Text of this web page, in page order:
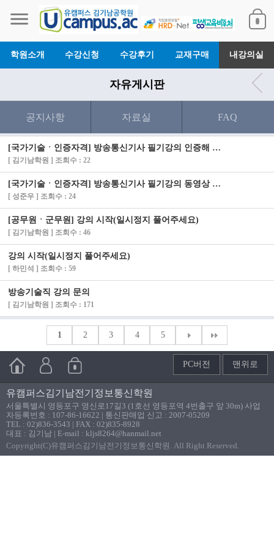
학원소개 수강신청 수강후기 교재구매 내강의실
자유게시판
공지사항 자료실 FAQ
[국가기술ㆍ인증자격] 방송통신기사 필기강의 인증해 드렸습니다.
[ 김기남학원 ] 조회수 : 22
[국가기술ㆍ인증자격] 방송통신기사 필기강의 동영상 안나옵니다
[ 성준우 ] 조회수 : 24
[공무원ㆍ군무원] 강의 시작(일시정지 풀어주세요)
[ 김기남학원 ] 조회수 : 46
강의 시작(일시정지 풀어주세요)
[ 하민석 ] 조회수 : 59
방송기술직 강의 문의
[ 김기남학원 ] 조회수 : 171
1 2 3 4 5
PC버전 맨위로
유캠퍼스김기남전기정보통신학원
서울특별시 영등포구 영신로17길3 (1호선 영등포역 4번출구 앞 30m) 사업
자등록번호 : 107-86-16622 | 통신판매업 신고 : 2007-05209
TEL : 02)836-3543 | FAX : 02)835-8928
대표 : 김기남 | E-mail : kljs8264@hanmail.net
Copyright(C)유캠퍼스김기남전기정보통신학원. All Right Reserved.